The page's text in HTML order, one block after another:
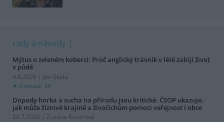
rady a návody
Mýtus o zeleném koberci: Proč anglický trávník v létě zabíjí život
v půdě
4.8.2026 | Jan Skala
Diskuse: 34
Dopady horka a sucha na přírodu jsou kritické. ČSOP ukazuje,
jak může žíznivé krajině a živočichům pomoci veřejnost i obce
29.7.2026 | Zuzana Kučerová